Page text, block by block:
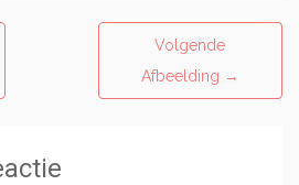
Volgende
Afbeelding →